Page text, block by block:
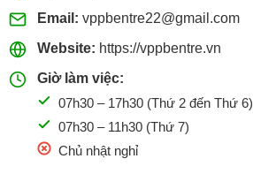
Email: vppbentre22@gmail.com
Website: https://vppbentre.vn
Giờ làm việc:
07h30 – 17h30 (Thứ 2 đến Thứ 6)
07h30 – 11h30 (Thứ 7)
Chủ nhật nghỉ